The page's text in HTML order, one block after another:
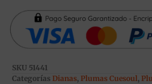
SKU 51441
Categorías Dianas, Plumas Cuesoul,